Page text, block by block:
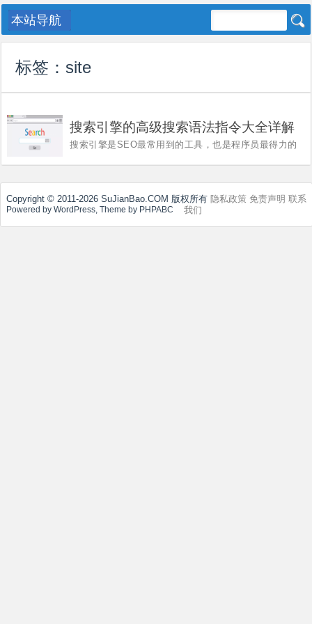

标签： site
搜索引擎的高级搜索语法指令大全详解
搜索引擎是SEO最常用到的工具，也是程序员最得力的
些常用的搜索引擎高级搜索语法指令。 1、site: site:是
site:www.sujianbao.com），用来搜索...
Copyright © 2011-2026 SuJianBao.COM 版权所有 隐私政策 免责声明 联系
我们
Powered by WordPress, Theme by PHPABC